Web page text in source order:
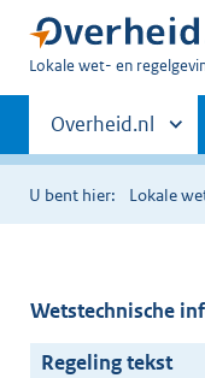
U
hier:
Lokale wet- en
Primaire
navigatie
Andere
sites
binnen
Overheid.nl
U bent hier: Lokale
Wetstechnische
Regeling tekst